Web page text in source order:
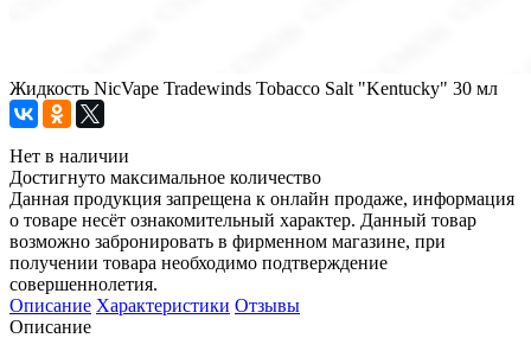
Жидкость NicVape Tradewinds Tobacco Salt "Kentucky" 30 мл
Нет в наличии
Достигнуто максимальное количество
Данная продукция запрещена к онлайн продаже, информация
о товаре несёт ознакомительный характер. Данный товар
возможно забронировать в фирменном магазине, при
получении товара необходимо подтверждение
совершеннолетия.
Описание Характеристики Отзывы
Описание